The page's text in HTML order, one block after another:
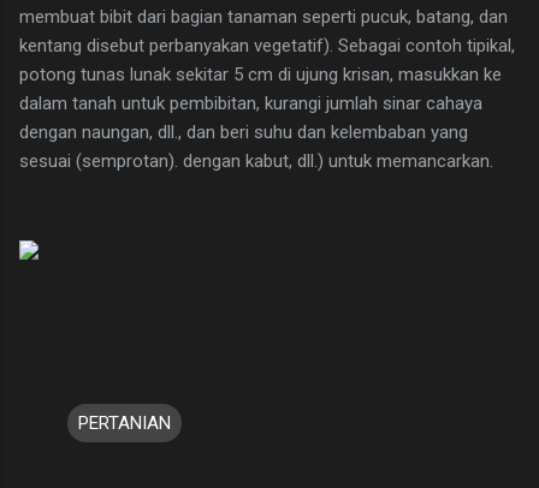
membuat bibit dari bagian tanaman seperti pucuk, batang, dan
kentang disebut perbanyakan vegetatif). Sebagai contoh tipikal,
potong tunas lunak sekitar 5 cm di ujung krisan, masukkan ke
dalam tanah untuk pembibitan, kurangi jumlah sinar cahaya
dengan naungan, dll., dan beri suhu dan kelembaban yang
sesuai (semprotan). dengan kabut, dll.) untuk memancarkan.
PERTANIAN